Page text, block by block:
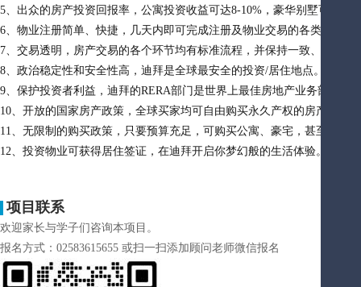
5、出众的房产投资回报率，公寓投资收益可达8-10%，豪华别墅可达5-
6、物业注册简单、快捷，几天内即可完成注册及物业交易的各类手续。
7、交易透明，房产交易的各个环节均有标准流程，并保持一致、公平。
8、政治稳定性和安全性高，迪拜是全球最安全的投资/居住地点。
9、保护投资者利益，迪拜的RERA部门是世界上最佳房地产业务部门。
10、开放的国家房产政策，全球买家均可自由购买永久产权的房产。
11、无限制的购买政策，只要预算充足，可购买公寓、豪宅，甚至海岛。
12、投资物业可获得居住签证，在迪拜开启你梦幻般的生活体验。
项目联系
欢迎家长与学子们咨询本项目。
报名方式：02583615655 或扫一扫添加顾问老师微信报名